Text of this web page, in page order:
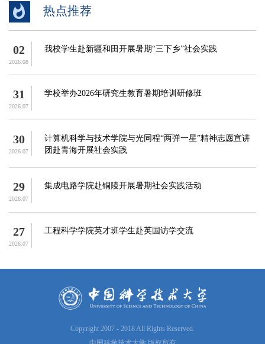
热点推荐
02
2026.08
我校学生赴新疆和田开展暑期“三下乡”社会实践
31
2026.07
学校举办2026年研究生教育暑期培训研修班
30
2026.07
计算机科学与技术学院与光同程“两弹一星”精神志愿宣讲
团赴青海开展社会实践
29
2026.07
集成电路学院赴铜陵开展暑期社会实践活动
27
2026.07
工程科学学院英才班学生赴英国访学交流
Copyright 2007 - 2018 All Rights Reserved.